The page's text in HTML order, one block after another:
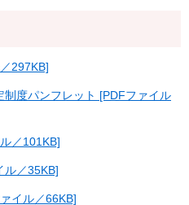
297KB]
制度パンフレット [PDFファイル
／101KB]
ル／35KB]
イル／66KB]